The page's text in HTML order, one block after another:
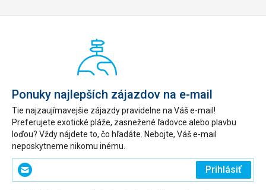
Ponuky najlepších zájazdov na e-mail
Tie najzaujímavejšie zájazdy pravidelne na Váš e-mail!
Preferujete exotické pláže, zasnežené ľadovce alebo plavbu
loďou? Vždy nájdete to, čo hľadáte. Nebojte, Váš e-mail
neposkytneme nikomu inému.
Zadajte
svoj
Prihlásiť